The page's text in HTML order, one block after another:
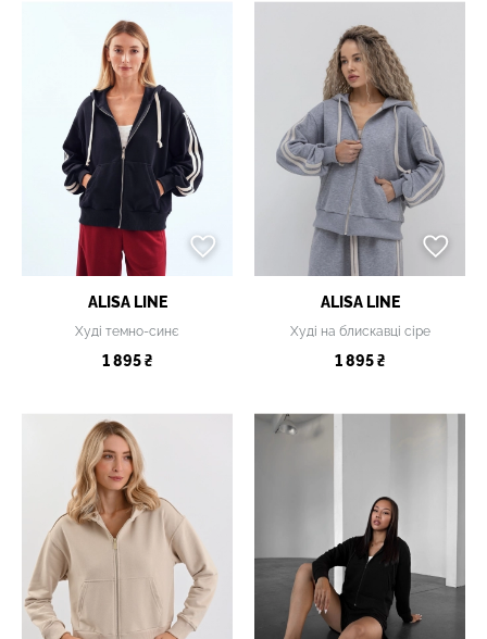
ALISA LINE
Худі темно-синє
1 895 ₴
ALISA LINE
Худі на блискавці сіре
1 895 ₴